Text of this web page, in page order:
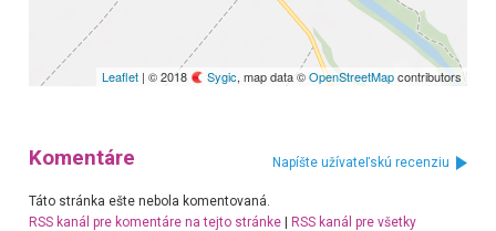
Leaflet | © 2018 Sygic, map data ©OpenStreetMapcontributors
Komentáre Napíšte užívateľskú recenziu
Táto stránka ešte nebola komentovaná.
RSS kanál pre komentáre na tejto stránke| RSS kanál pre všetky